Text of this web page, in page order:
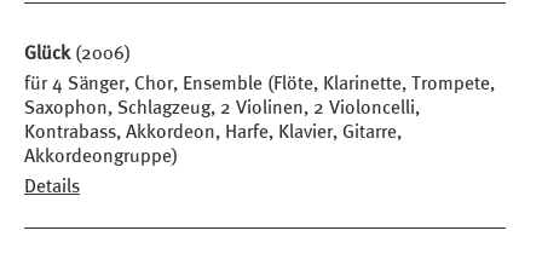
Glück (2006)
für 4 Sänger, Chor, Ensemble (Flöte, Klarinette, Trompete,
Saxophon, Schlagzeug, 2 Violinen, 2 Violoncelli,
Kontrabass, Akkordeon, Harfe, Klavier, Gitarre,
Akkordeongruppe)
Details